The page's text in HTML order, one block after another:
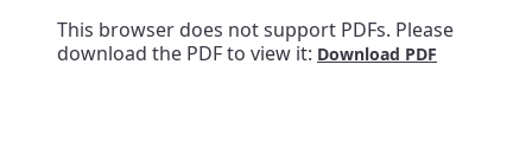
This browser does not support PDFs. Please
download the PDF to view it: Download PDF